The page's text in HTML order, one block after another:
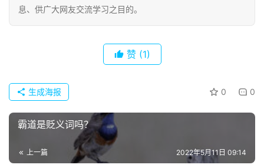
息、供广大网友交流学习之目的。
赞 (1)
0 0
生成海报
霸道是贬义词吗？
上一篇 2022年5月11日 09:14